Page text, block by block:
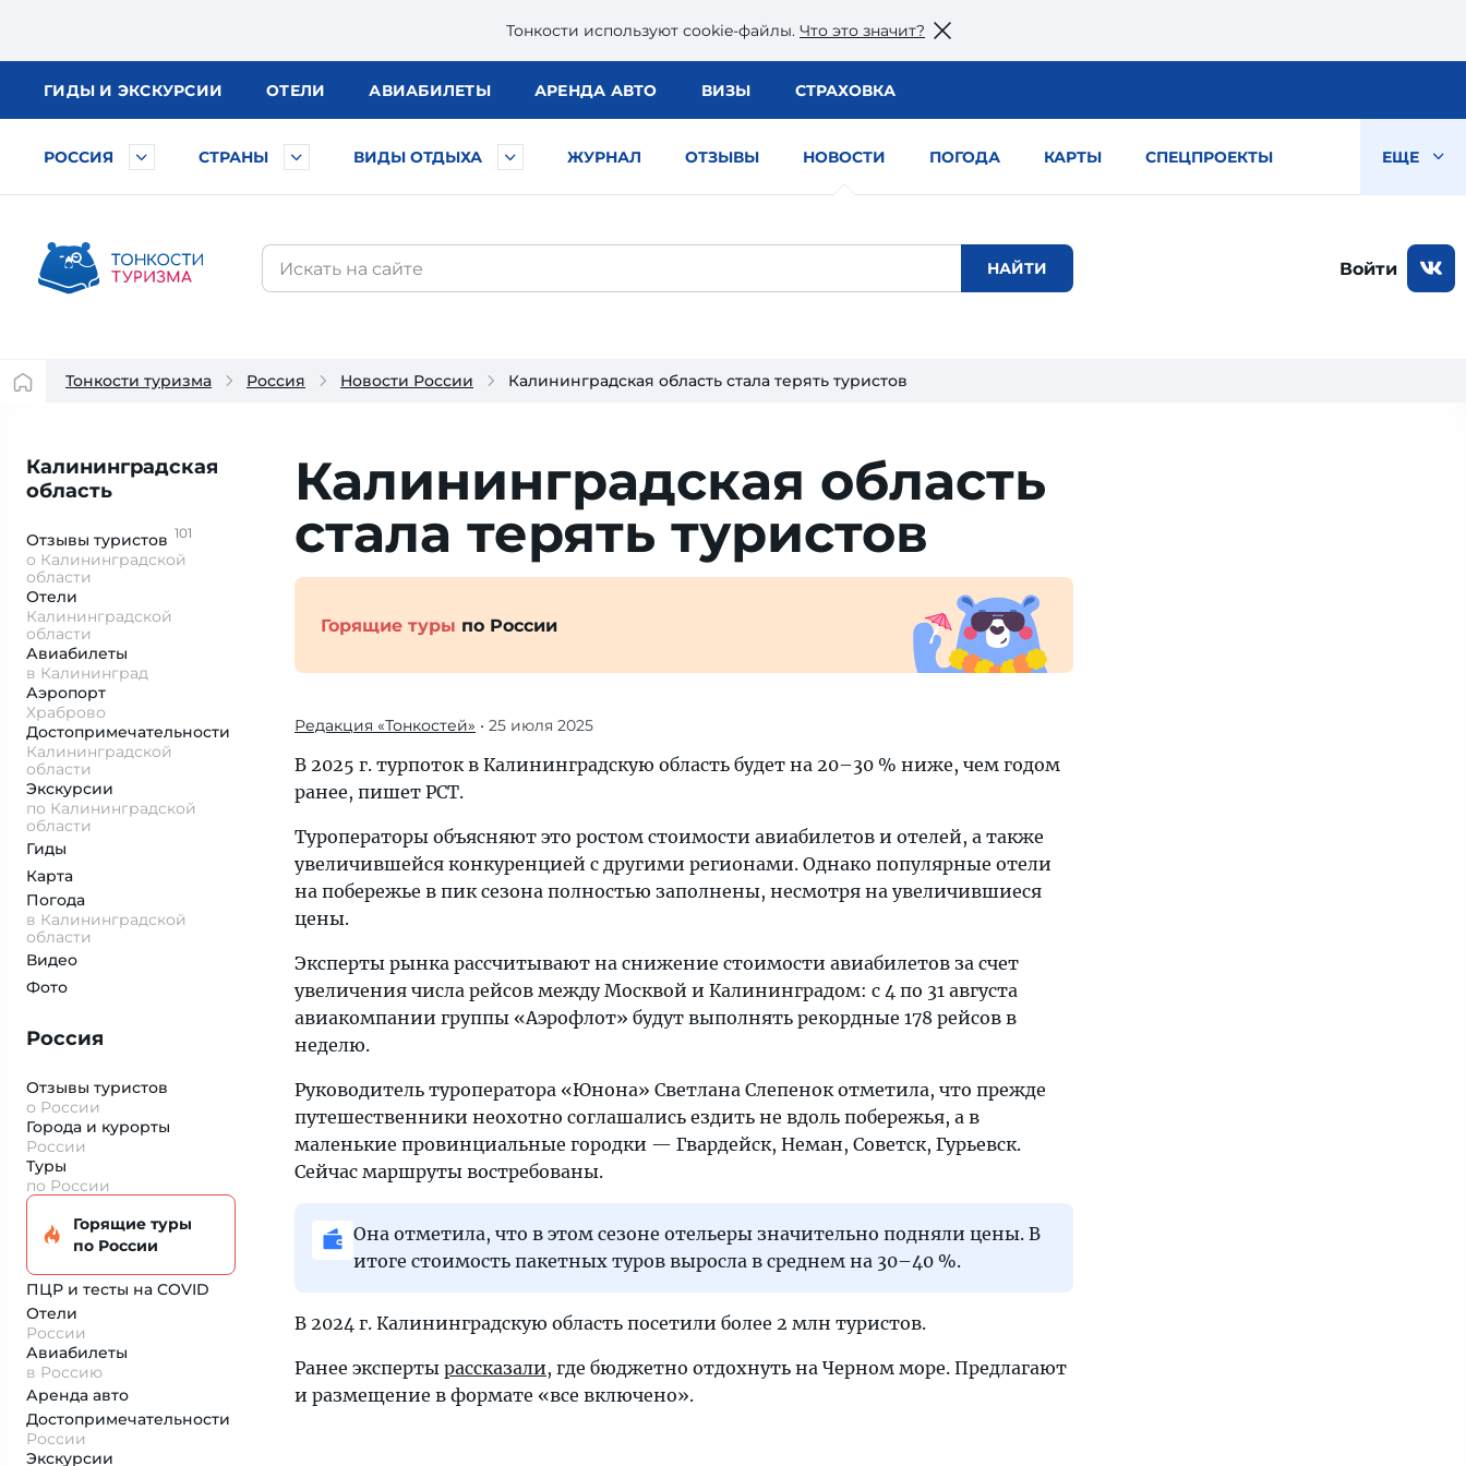
Тонкости используют сookie-файлы. Что это значит?
ГИДЫ И ЭКСКУРСИИ ОТЕЛИ АВИАБИЛЕТЫ АРЕНДА АВТО ВИЗЫ СТРАХОВКА
РОССИЯ СТРАНЫ ВИДЫ ОТДЫХА ЖУРНАЛ ОТЗЫВЫ НОВОСТИ ПОГОДА КАРТЫ СПЕЦПРОЕКТЫ ЕЩЕ
Войти
Тонкости туризма Россия Новости России Калининградская область стала терять туристов
Калининградская
область
Отзывы туристов 101
о Калининградской
области
Отели
Калининградской
области
Авиабилеты
в Калининград
Аэропорт
Храброво
Достопримеча­тельности
Калининградской
области
Экскурсии
по Калининградской
области
Гиды
Карта
Погода
в Калининградской
области
Видео
Фото
Россия
Отзывы туристов
о России
Города и курорты
России
Туры
по России
Горящие туры
по России
ПЦР и тесты на COVID
Отели
России
Авиабилеты
в Россию
Аренда авто
Достопримеча­тельности
России
Экскурсии
Калинин­градская область
ста­ла те­рять туристов
Горящие туры по России
Редакция «Тонкостей» • 25 июля 2025
В 2025 г. турпоток в Калининградскую область будет на 20–30 % ниже, чем годом
ранее, пишет РСТ.
Туроператоры объясняют это ростом стоимости авиабилетов и отелей, а также
увеличившейся конкуренцией с другими регионами. Однако популярные отели
на побережье в пик сезона полностью заполнены, несмотря на увеличившиеся
цены.
Эксперты рынка рассчитывают на снижение стоимости авиабилетов за счет
увеличения числа рейсов между Москвой и Калининградом: с 4 по 31 августа
авиакомпании группы «Аэрофлот» будут выполнять рекордные 178 рейсов в
неделю.
Руководитель туроператора «Юнона» Светлана Слепенок отметила, что прежде
путешественники неохотно соглашались ездить не вдоль побережья, а в
маленькие провинциальные городки — Гвардейск, Неман, Советск, Гурьевск.
Сейчас маршруты востребованы.
Она отметила, что в этом сезоне отельеры значительно подняли цены. В
итоге стоимость пакетных туров выросла в среднем на 30–40 %.
В 2024 г. Калининградскую область посетили более 2 млн туристов.
Ранее эксперты рассказали, где бюджетно отдохнуть на Черном море. Предлагают
и размещение в формате «все включено».